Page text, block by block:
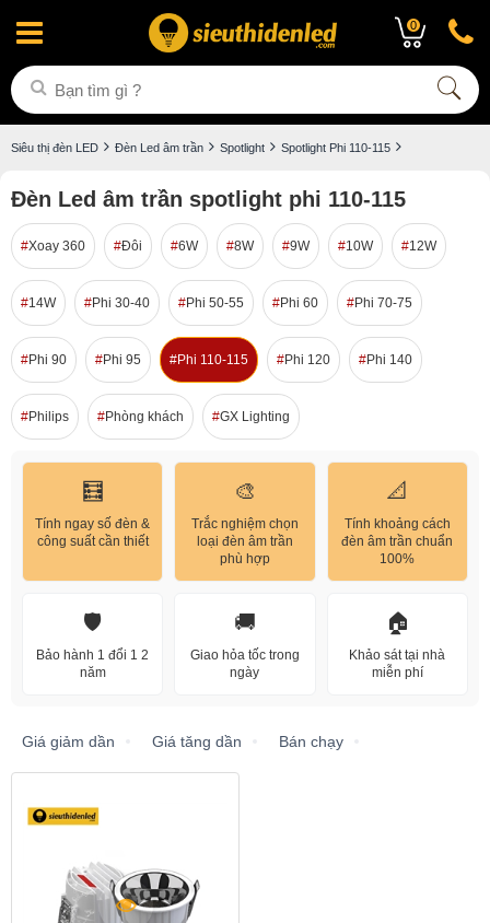
0
Siêu thị đèn LED Đèn Led âm trần Spotlight Spotlight Phi 110-115
Đèn Led âm trần spotlight phi 110-115
Xoay 360 Đôi 6W 8W 9W 10W 12W
14W Phi 30-40 Phi 50-55 Phi 60 Phi 70-75
Phi 90 Phi 95 Phi 110-115 Phi 120 Phi 140
Philips Phòng khách GX Lighting
🧮
Tính ngay số đèn &
công suất cần thiết
🎨
Trắc nghiệm chọn
loại đèn âm trần
phù hợp
📐
Tính khoảng cách
đèn âm trần chuẩn
100%
🛡️
Bảo hành 1 đổi 1 2
năm
🚚
Giao hỏa tốc trong
ngày
🏠
Khảo sát tại nhà
miễn phí
Giá giảm dần Giá tăng dần Bán chạy